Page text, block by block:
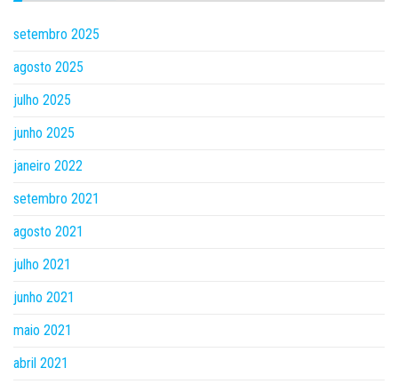
setembro 2025
agosto 2025
julho 2025
junho 2025
janeiro 2022
setembro 2021
agosto 2021
julho 2021
junho 2021
maio 2021
abril 2021